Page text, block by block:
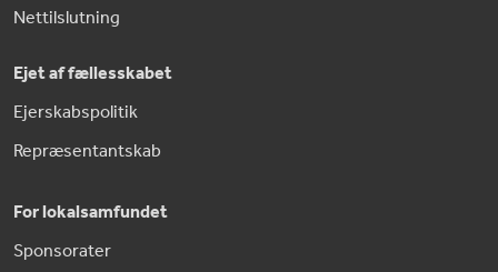
Nettilslutning
Ejet af fællesskabet
Ejerskabspolitik
Repræsentantskab
For lokalsamfundet
Sponsorater